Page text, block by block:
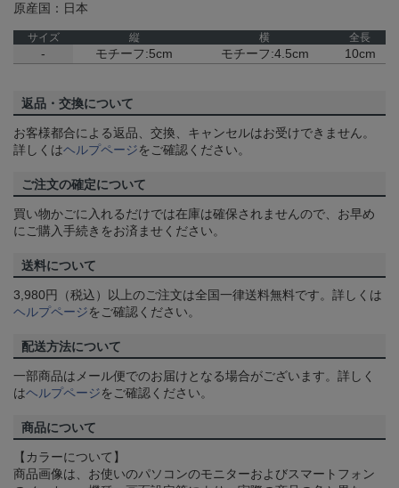
原産国：日本
サイズ 縦 横 全長
- モチーフ:5cm モチーフ:4.5cm 10cm
返品・交換について
お客様都合による返品、交換、キャンセルはお受けできません。
詳しくはヘルプページをご確認ください。
ご注文の確定について
買い物かごに入れるだけでは在庫は確保されませんので、お早め
にご購入手続きをお済ませください。
送料について
3,980円（税込）以上のご注文は全国一律送料無料です。詳しくは
ヘルプページをご確認ください。
配送方法について
一部商品はメール便でのお届けとなる場合がございます。詳しく
はヘルプページをご確認ください。
商品について
【カラーについて】
商品画像は、お使いのパソコンのモニターおよびスマートフォン